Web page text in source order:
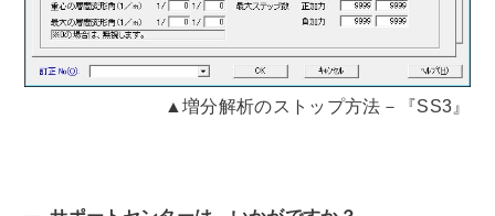
▲増分解析のストップ方法－『SS3』